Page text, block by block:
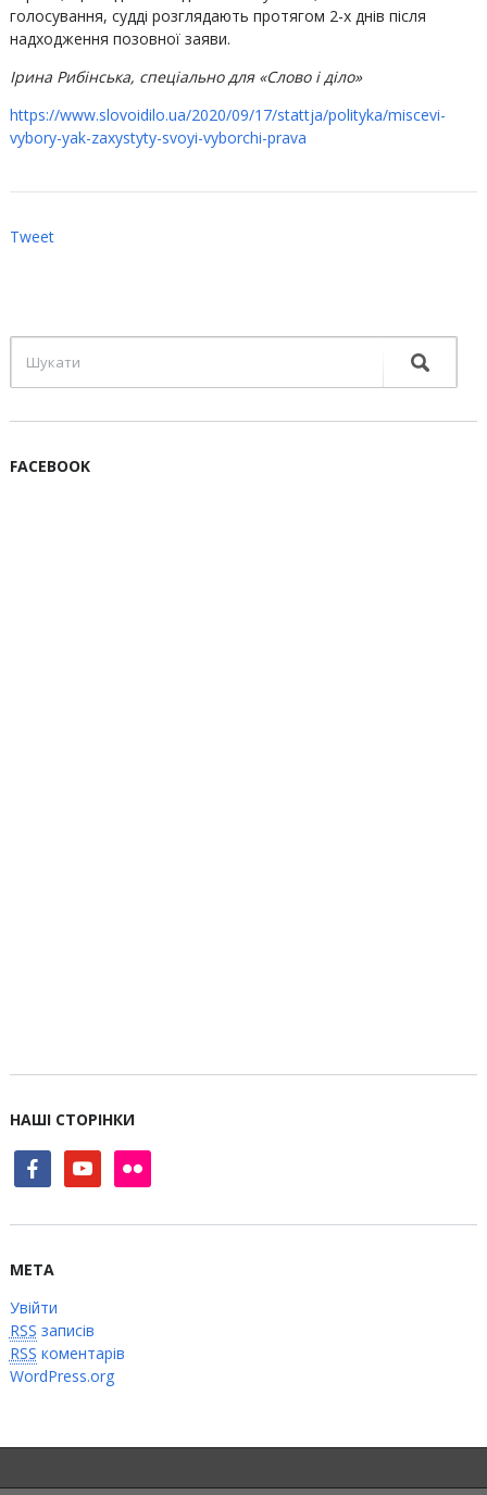
голосування, судді розглядають протягом 2-х днів після
надходження позовної заяви.
Ірина Рибінська, спеціально для «Слово і діло»
https://www.slovoidilo.ua/2020/09/17/stattja/polityka/miscevi-
vybory-yak-zaxystyty-svoyi-vyborchi-prava
Tweet
FACEBOOK
НАШІ СТОРІНКИ
facebookyoutube flickr
МЕТА
Увійти
RSS записів
RSS коментарів
WordPress.org